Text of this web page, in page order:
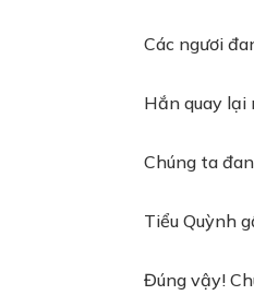
Các ngươi
Hắn quay lại
Chúng ta
Tiểu Quỳnh
Đúng vậy!